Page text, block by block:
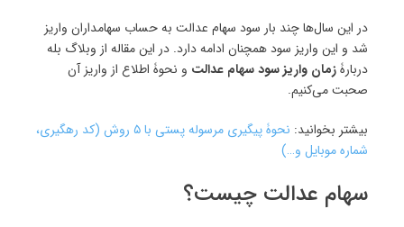
در این سال‌ها چند بار سود سهام عدالت به حساب سهامداران واریز
شد و این واریز سود همچنان ادامه دارد. در این مقاله از وبلاگ بله
دربارۀزمان واریز سود سهام عدالت و نحوۀ اطلاع از واریز آن
صحبت می‌کنیم.
بیشتر بخوانید:
نحوۀ پیگیری مرسوله پستی با ۵ روش (کد رهگیری،
شماره موبایل و…)
سهام عدالت چیست؟